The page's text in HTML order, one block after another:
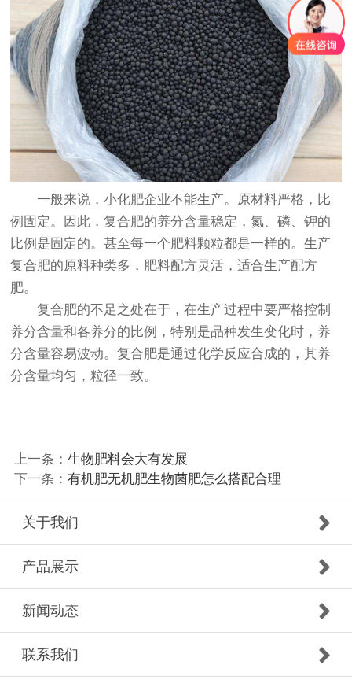
一般来说，小化肥企业不能生产。原材料严格，比
例固定。因此，复合肥的养分含量稳定，氮、磷、钾的
比例是固定的。甚至每一个肥料颗粒都是一样的。生产
复合肥的原料种类多，肥料配方灵活，适合生产配方
肥。
复合肥的不足之处在于，在生产过程中要严格控制
养分含量和各养分的比例，特别是品种发生变化时，养
分含量容易波动。复合肥是通过化学反应合成的，其养
分含量均匀，粒径一致。
上一条： 生物肥料会大有发展
下一条： 有机肥无机肥生物菌肥怎么搭配合理
关于我们
产品展示
新闻动态
联系我们